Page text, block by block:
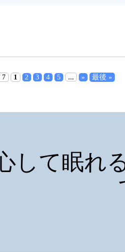
7 1 2 3 4 5 ... » 最後 »
して眠れ